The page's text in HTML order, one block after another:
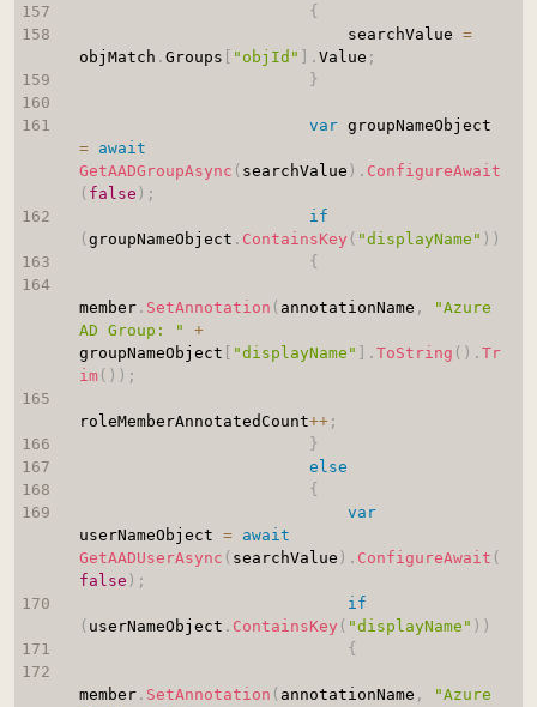
{
                            searchValue
=
objMatch . Groups "objId" . Value ;
}
var
=
await
GetAADGroupAsync ( searchValue ) . ConfigureAwait
( false ) ;
if
( groupNameObject . ContainsKey ( "displayName" ) )
{
member. SetAnnotation ( annotationName ,
"Azure
AD Group: "
+
groupNameObject
"displayName" . ToString ( ) . Tr
im( ) ) ;
roleMemberAnnotatedCount++;
}
else
{
var
userNameObject =
await
GetAADUserAsync ( searchValue ) . ConfigureAwait (
false ) ;
if
( userNameObject . ContainsKey ( "displayName" ) )
{
member. SetAnnotation ( annotationName ,
"Azure